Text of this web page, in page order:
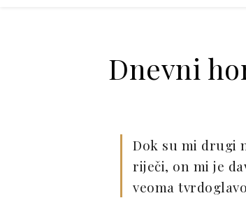
Dnevni
Dok su mi drugi
riječi, on mi je
veoma